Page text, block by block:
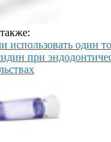
использовать один
при